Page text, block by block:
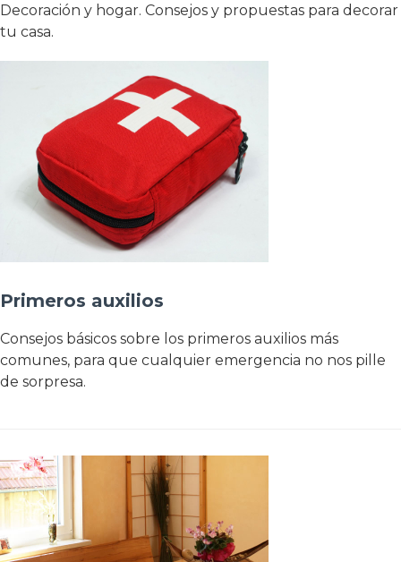
Decoración y hogar. Consejos y propuestas para decorar
tu casa.
Primeros auxilios
Consejos básicos sobre los primeros auxilios más
comunes, para que cualquier emergencia no nos pille
de sorpresa.